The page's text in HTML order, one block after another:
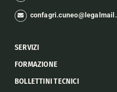
SERVIZI
FORMAZIONE
BOLLETTINI TECNICI